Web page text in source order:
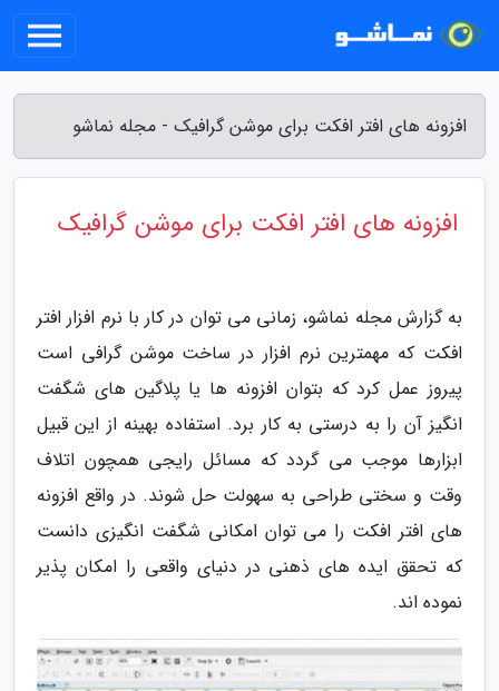
افزونه های افتر افکت برای موشن گرافیک - مجله نماشو
افزونه های افتر افکت برای موشن گرافیک
به گزارش مجله نماشو، زمانی می توان در کار با نرم افزار افتر
افکت که مهمترین نرم افزار در ساخت موشن گرافی است
پیروز عمل کرد که بتوان افزونه ها یا پلاگین های شگفت
انگیز آن را به درستی به کار برد. استفاده بهینه از این قبیل
ابزارها موجب می گردد که مسائل رایجی همچون اتلاف
وقت و سختی طراحی به سهولت حل شوند. در واقع افزونه
های افتر افکت را می توان امکانی شگفت انگیزی دانست
که تحقق ایده های ذهنی در دنیای واقعی را امکان پذیر
نموده اند.